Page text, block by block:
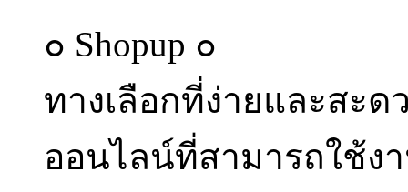
๐ Shopup ๐
ทางเลือกที่ง่ายและสะ
ออนไลน์ที่สามารถใช้ง